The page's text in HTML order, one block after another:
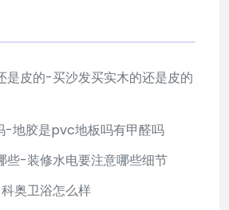
是皮的-买沙发买实木的还是皮的
-地胶是pvc地板吗有甲醛吗
些-装修水电要注意哪些细节
奥卫浴怎么样